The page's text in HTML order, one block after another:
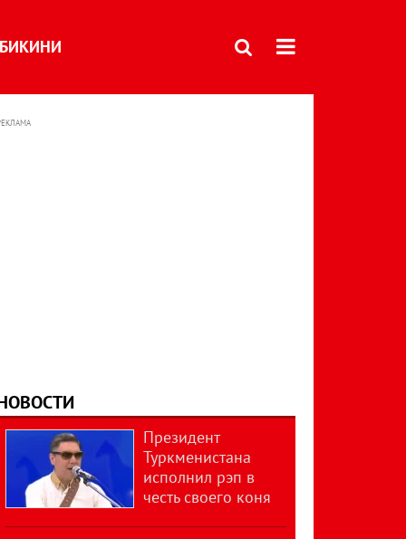
БИКИНИ
Президент
Туркменистана
исполнил рэп в
честь своего коня